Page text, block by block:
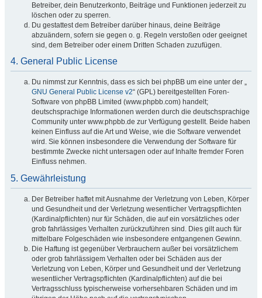
Betreiber, dein Benutzerkonto, Beiträge und Funktionen jederzeit zu
löschen oder zu sperren.
Du gestattest dem Betreiber darüber hinaus, deine Beiträge
abzuändern, sofern sie gegen o. g. Regeln verstoßen oder geeignet
sind, dem Betreiber oder einem Dritten Schaden zuzufügen.
4. General Public License
Du nimmst zur Kenntnis, dass es sich bei phpBB um eine unter der „
GNU General Public License v2“ (GPL) bereitgestellten Foren-
Software von phpBB Limited (www.phpbb.com) handelt;
deutschsprachige Informationen werden durch die deutschsprachige
Community unter www.phpbb.de zur Verfügung gestellt. Beide haben
keinen Einfluss auf die Art und Weise, wie die Software verwendet
wird. Sie können insbesondere die Verwendung der Software für
bestimmte Zwecke nicht untersagen oder auf Inhalte fremder Foren
Einfluss nehmen.
5. Gewährleistung
Der Betreiber haftet mit Ausnahme der Verletzung von Leben, Körper
und Gesundheit und der Verletzung wesentlicher Vertragspflichten
(Kardinalpflichten) nur für Schäden, die auf ein vorsätzliches oder
grob fahrlässiges Verhalten zurückzuführen sind. Dies gilt auch für
mittelbare Folgeschäden wie insbesondere entgangenen Gewinn.
Die Haftung ist gegenüber Verbrauchern außer bei vorsätzlichem
oder grob fahrlässigem Verhalten oder bei Schäden aus der
Verletzung von Leben, Körper und Gesundheit und der Verletzung
wesentlicher Vertragspflichten (Kardinalpflichten) auf die bei
Vertragsschluss typischerweise vorhersehbaren Schäden und im